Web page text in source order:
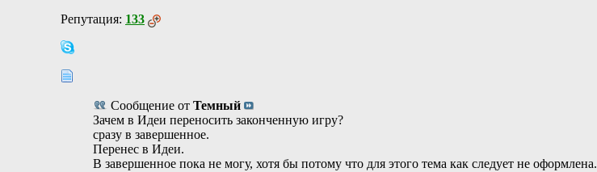
Репутация: 133
Сообщение от Темный
Зачем в Идеи переносить законченную игру?
сразу в завершенное.
Перенес в Идеи.
В завершенное пока не могу, хотя бы потому что для этого тема как следует не оформлена.